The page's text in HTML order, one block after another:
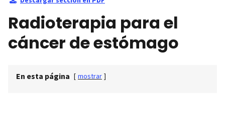
Radioterapia para el
cáncer de estómago
En esta página [ mostrar ]